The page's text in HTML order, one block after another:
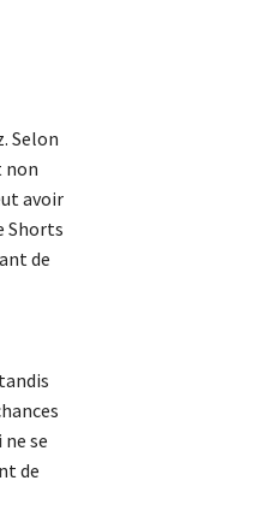
Selon
non
avoir
Shorts
de
se
de